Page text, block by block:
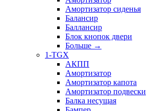
Амортизатор сиденья
Балансир
Баллансир
Блок кнопок двери
Больше →
1-TGX
АКПП
Амортизатор
Амортизатор капота
Амортизатор подвески
Балка несущая